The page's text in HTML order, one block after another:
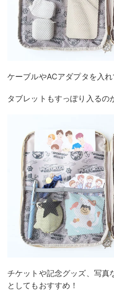
ケーブルやACアダプタを入れ
タブレットもすっぽり入るの
チケットや記念グッズ、写真
としてもおすすめ！